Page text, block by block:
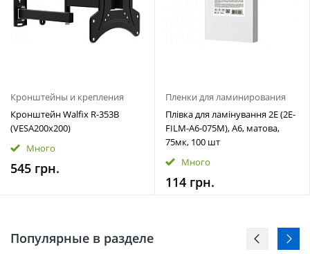
Кронштейны и крепления
Кронштейн Walfix R-353B
(VESA200х200)
Много
545 грн.
Пленки для ламинирования
Плівка для ламінування 2E (2E-
FILM-A6-075M), A6, матова,
75мк, 100 шт
Много
114 грн.
Популярные в разделе